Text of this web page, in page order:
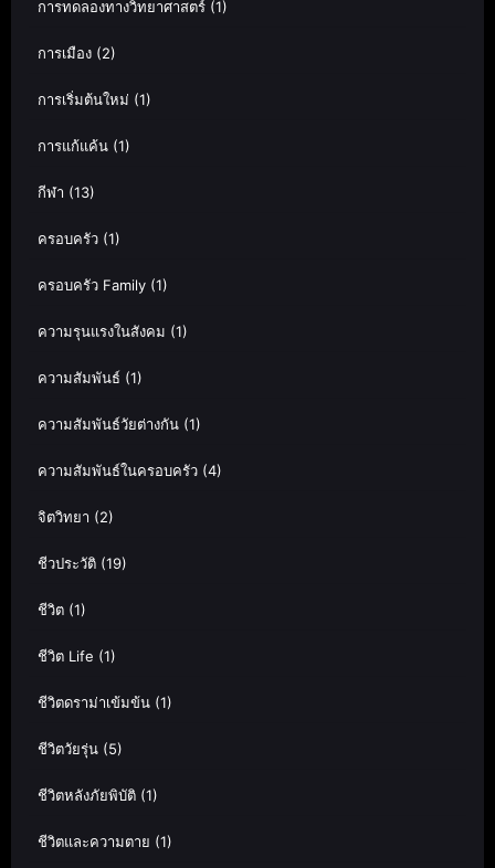
การทดลองทางวิทยาศาสตร์ (1)
การเมือง (2)
การเริ่มต้นใหม่ (1)
การแก้แค้น (1)
กีฬา (13)
ครอบครัว (1)
ครอบครัว Family (1)
ความรุนแรงในสังคม (1)
ความสัมพันธ์ (1)
ความสัมพันธ์วัยต่างกัน (1)
ความสัมพันธ์ในครอบครัว (4)
จิตวิทยา (2)
ชีวประวัติ (19)
ชีวิต (1)
ชีวิต Life (1)
ชีวิตดราม่าเข้มข้น (1)
ชีวิตวัยรุ่น (5)
ชีวิตหลังภัยพิบัติ (1)
ชีวิตและความตาย (1)